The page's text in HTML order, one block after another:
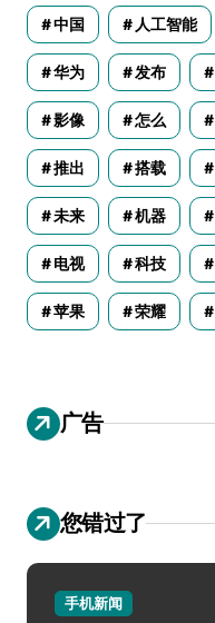
中国 人工智能
华为 发布
影像 怎么
推出 搭载
未来 机器
电视 科技
苹果 荣耀
广告
您错过了
手机新闻